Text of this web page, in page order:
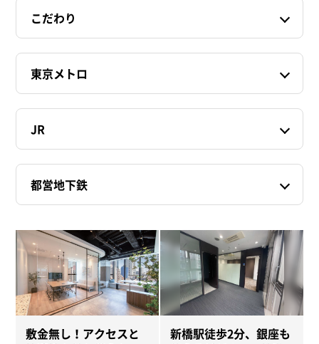
こだわり
東京メトロ
JR
都営地下鉄
敷金無し！アクセスと
新橋駅徒歩2分、銀座も